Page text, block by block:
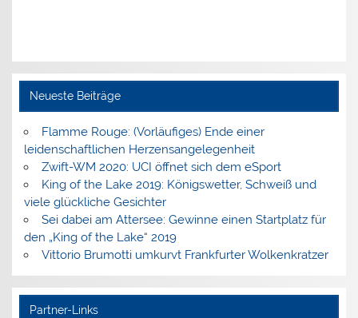
Neueste Beiträge
Flamme Rouge: (Vorläufiges) Ende einer
leidenschaftlichen Herzensangelegenheit
Zwift-WM 2020: UCI öffnet sich dem eSport
King of the Lake 2019: Königswetter, Schweiß und
viele glückliche Gesichter
Sei dabei am Attersee: Gewinne einen Startplatz für
den „King of the Lake“ 2019
Vittorio Brumotti umkurvt Frankfurter Wolkenkratzer
Partner-Links